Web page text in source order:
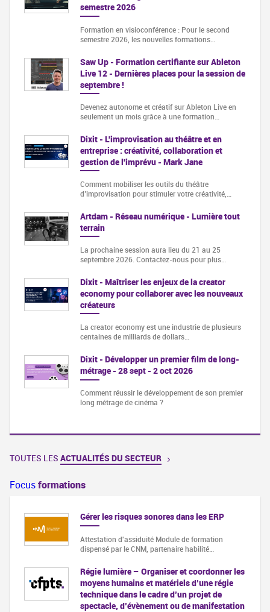
semestre 2026
Formation en visioconférence : Pour le second
semestre 2026, les nouvelles formations…
Saw Up - Formation certifiante sur Ableton
Live 12 - Dernières places pour la session de
septembre !
Devenez autonome et créatif sur Ableton Live en
seulement un mois grâce à une formation…
Dixit - L'improvisation au théâtre et en
entreprise : créativité, collaboration et
gestion de l'imprévu - Mark Jane
Comment mobiliser les outils du théâtre
d’improvisation pour stimuler votre créativité,…
Artdam - Réseau numérique - Lumière tout
terrain
La prochaine session aura lieu du 21 au 25
septembre 2026. Contactez-nous pour plus…
Dixit - Maîtriser les enjeux de la creator
economy pour collaborer avec les nouveaux
créateurs
La creator economy est une industrie de plusieurs
centaines de milliards de dollars…
Dixit - Développer un premier film de long-
métrage - 28 sept - 2 oct 2026
Comment réussir le développement de son premier
long métrage de cinéma ?
TOUTES LES ACTUALITÉS DU SECTEUR
Focusformations
Gérer les risques sonores dans les ERP
Attestation d'assiduité Module de formation
dispensé par le CNM, partenaire habilité…
Régie lumière – Organiser et coordonner les
moyens humains et matériels d’une régie
technique dans le cadre d’un projet de
spectacle, d’évènement ou de manifestation